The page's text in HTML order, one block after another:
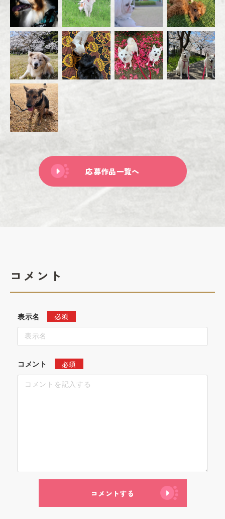
応募作品一覧へ
コメント
表示名 必須
コメント 必須
コメントする